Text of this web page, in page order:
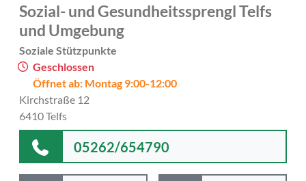
Sozial- und Gesundheitssprengl Telfs
und Umgebung
Soziale Stützpunkte
Geschlossen
Öffnet ab: Montag 9:00-12:00
Kirchstraße 12
6410 Telfs
05262/654790